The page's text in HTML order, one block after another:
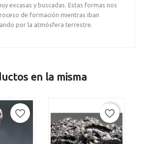
excasas y buscadas. Estas formas nos
de formación mientras iban
por la atmósfera terrestre.
en la misma
favorite_border favorite_border